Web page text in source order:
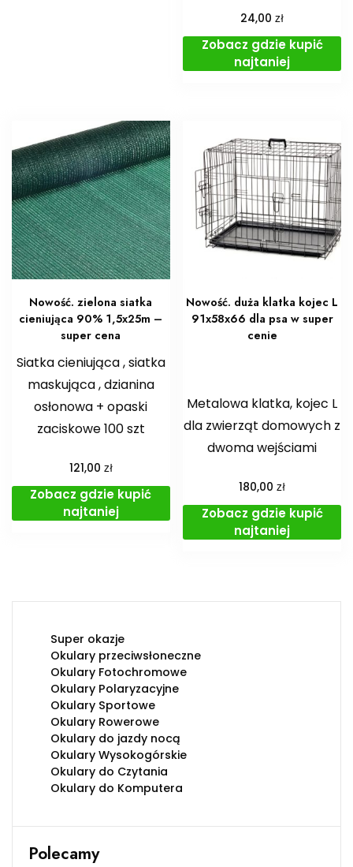
24,00zł
Zobacz gdzie kupić
najtaniej
Nowość. zielona siatka
cieniująca 90% 1,5x25m –
super cena
Siatka cieniująca , siatka
maskująca , dzianina
osłonowa + opaski
zaciskowe 100 szt
121,00 zł
Zobacz gdzie kupić
najtaniej
Nowość. duża klatka kojec L
91x58x66 dla psa w super
cenie
Metalowa klatka, kojec L
dla zwierząt domowych z
dwoma wejściami
180,00zł
Zobacz gdzie kupić
najtaniej
Super okazje
Okulary przeciwsłoneczne
Okulary Fotochromowe
Okulary Polaryzacyjne
Okulary Sportowe
Okulary Rowerowe
Okulary do jazdy nocą
Okulary Wysokogórskie
Okulary do Czytania
Okulary do Komputera
Polecamy